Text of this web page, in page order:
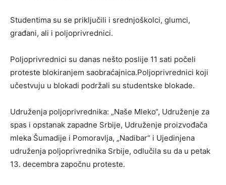
Studentima su se priključili i srednjoškolci, glumci,
građani, ali i poljoprivrednici.
Poljoprivrednici su danas nešto poslije 11 sati počeli
proteste blokiranjem saobraćajnica.Poljoprivrednici koji
učestvuju u blokadi podržali su studentske blokade.
Udruženja poljoprivrednika: „Naše Mleko“, Udruženje za
spas i opstanak zapadne Srbije, Udruženje proizvođača
mleka Šumadije i Pomoravlja, „Nadibar“ i Ujedinjena
udruženja poljoprivrednika Srbije, odlučila su da u petak
13. decembra započnu proteste.